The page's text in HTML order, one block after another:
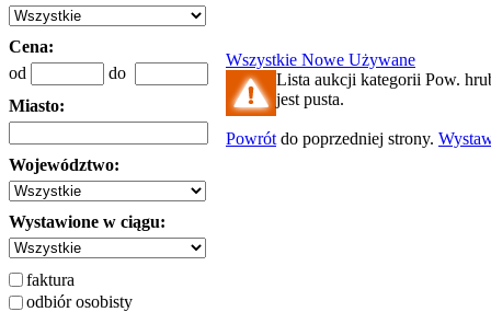
Cena:
od
do
Miasto:
Województwo:
Wystawione w ciągu:
faktura
odbiór osobisty
Wszystkie Nowe Używane
Lista aukcji kategorii Pow.
jest pusta.
Powrót do poprzedniej strony.